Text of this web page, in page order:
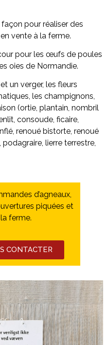
pour réaliser des
vente à la ferme.
pour les œufs de poules
oies de Normandie.
un verger, les fleurs
les champignons,
(ortie, plantain, nombril
consoude, ficaire,
renoué bistorte, renoué
lierre terrestre,
d’agneaux,
piquées et
ferme.
CONTACTER